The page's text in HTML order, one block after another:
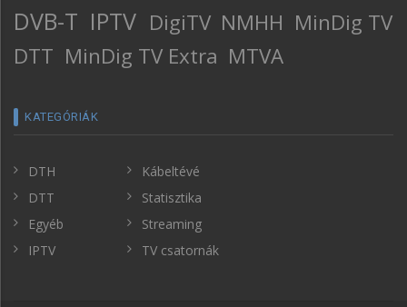
DVB-T IPTV DigiTV NMHH MinDig TV
DTT MinDig TV Extra MTVA
KATEGÓRIÁK
DTH
DTT
Egyéb
IPTV
Kábeltévé
Statisztika
Streaming
TV csatornák